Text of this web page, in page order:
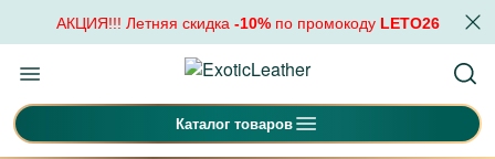
АКЦИЯ!!! Летняя скидка -10%по промокоду LETO26
Каталог товаров